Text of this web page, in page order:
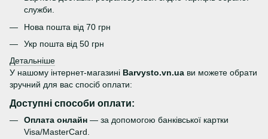
служби.
Нова пошта від 70 грн
Укр пошта від 50 грн
Детальніше
У нашому інтернет-магазині Barvysto.vn.ua ви можете обрати
зручний для вас спосіб оплати:
Доступні способи оплати:
Оплата онлайн — за допомогою банківської картки
Visa/MasterCard.